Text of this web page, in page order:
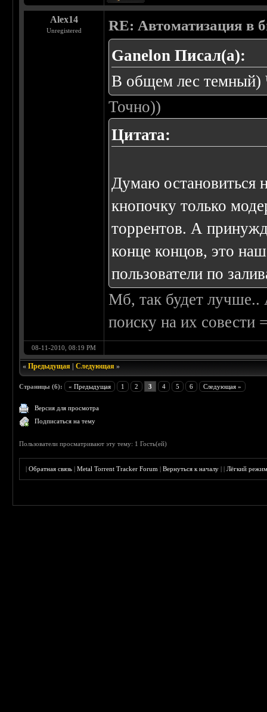
Alex14
Unregistered RE: Автоматизация в
Ganelon Писал(а):
В общем лес темный)
Точно))
Цитата:
Думаю остановиться
кнопочку только
торрентов. А
конце концов, это
пользователи по
Мб, так будет лучше..
поиску на их совести
08-11-2010, 08:19 PM
«Предыдущая |Следующая »
Страницы (6): « Предыдущая 1 2 3 4 5 6 Следующая »
Версия для просмотра
Подписаться на тему
Пользователи просматривают эту тему: 1 Гость(ей)
|Обратная связь |Metal Torrent Tracker Forum |Вернуться к началу ||Лёгкий